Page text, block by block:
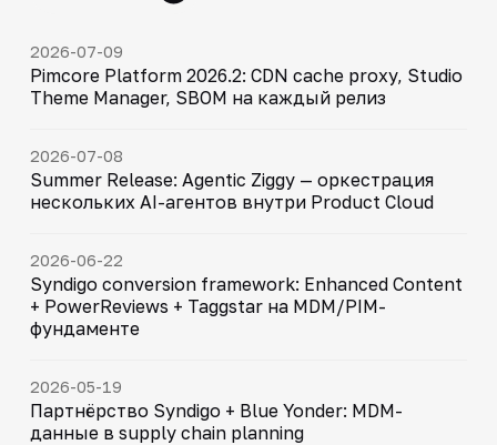
2026-07-09
Pimcore Platform 2026.2: CDN cache proxy, Studio
Theme Manager, SBOM на каждый релиз
2026-07-08
Summer Release: Agentic Ziggy — оркестрация
нескольких AI-агентов внутри Product Cloud
2026-06-22
Syndigo conversion framework: Enhanced Content
+ PowerReviews + Taggstar на MDM/PIM-
фундаменте
2026-05-19
Партнёрство Syndigo + Blue Yonder: MDM-
данные в supply chain planning